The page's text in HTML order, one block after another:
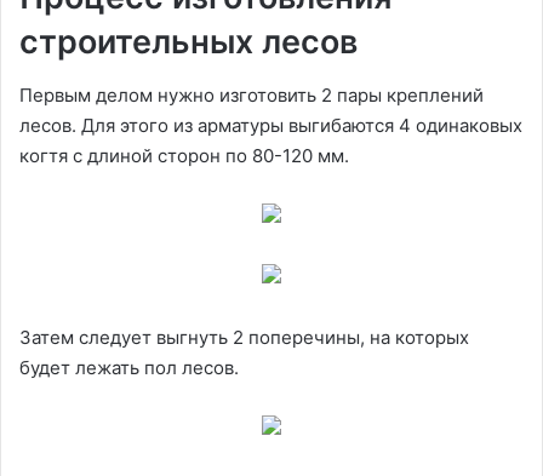
строительных лесов
Первым делом нужно изготовить 2 пары креплений
лесов. Для этого из арматуры выгибаются 4 одинаковых
когтя с длиной сторон по 80-120 мм.
Затем следует выгнуть 2 поперечины, на которых
будет лежать пол лесов.